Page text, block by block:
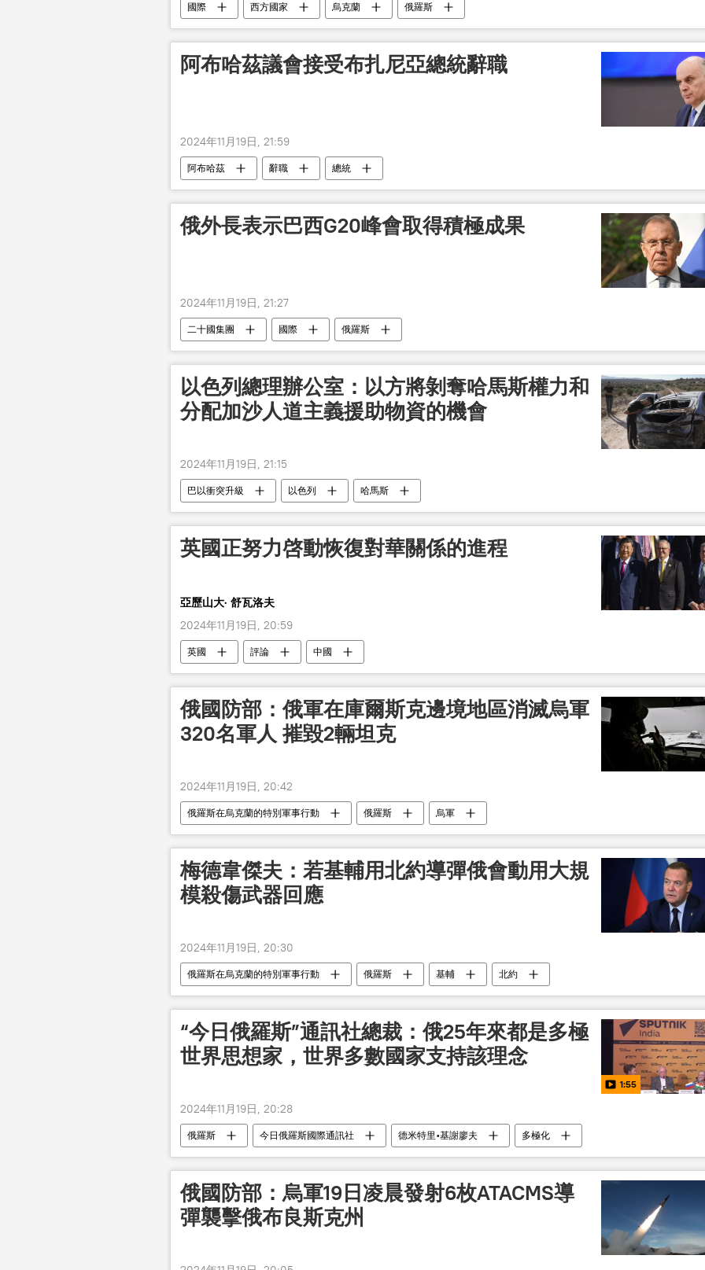
國際 西方國家 烏克蘭 俄羅斯
阿布哈茲議會接受布扎尼亞總統辭職
2024年11月19日, 21:59
阿布哈茲 辭職 總統
俄外長表示巴西G20峰會取得積極成果
2024年11月19日, 21:27
二十國集團 國際 俄羅斯
以色列總理辦公室：以方將剝奪哈馬斯權力和
分配加沙人道主義援助物資的機會
2024年11月19日, 21:15
巴以衝突升級 以色列 哈馬斯
英國正努力啓動恢復對華關係的進程
亞歷山大· 舒瓦洛夫
2024年11月19日, 20:59
英國 評論 中國
俄國防部：俄軍在庫爾斯克邊境地區消滅烏軍
320名軍人 摧毀2輛坦克
2024年11月19日, 20:42
俄羅斯在烏克蘭的特別軍事行動 俄羅斯 烏軍
梅德韋傑夫：若基輔用北約導彈俄會動用大規
模殺傷武器回應
2024年11月19日, 20:30
俄羅斯在烏克蘭的特別軍事行動 俄羅斯 基輔 北約
“今日俄羅斯”通訊社總裁：俄25年來都是多極
世界思想家，世界多數國家支持該理念
1:55
2024年11月19日, 20:28
俄羅斯 今日俄羅斯國際通訊社 德米特里•基謝廖夫 多極化
俄國防部：烏軍19日凌晨發射6枚ATACMS導
彈襲擊俄布良斯克州